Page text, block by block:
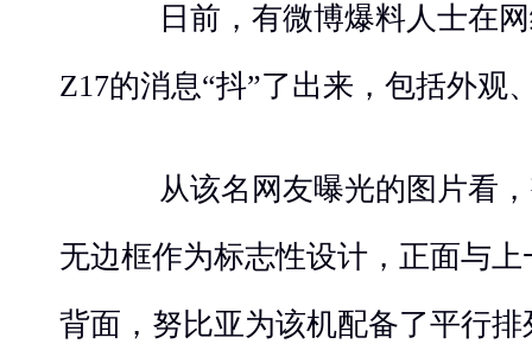
日前，有微博爆料人士在网
Z17的消息“抖”了出来，包括外观
从该名网友曝光的图片看，
无边框作为标志性设计，正面与
背面，努比亚为该机配备了平行